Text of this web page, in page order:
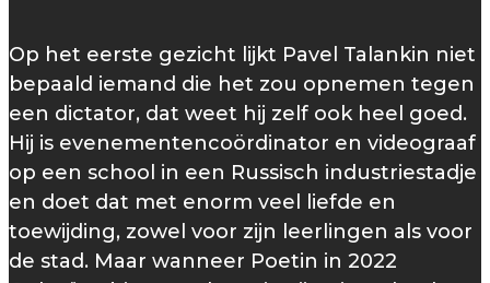
Op het eerste gezicht lijkt Pavel Talankin niet
bepaald iemand die het zou opnemen tegen
een dictator, dat weet hij zelf ook heel goed.
Hij is evenementencoördinator en videograaf
op een school in een Russisch industriestadje
en doet dat met enorm veel liefde en
toewijding, zowel voor zijn leerlingen als voor
de stad. Maar wanneer Poetin in 2022